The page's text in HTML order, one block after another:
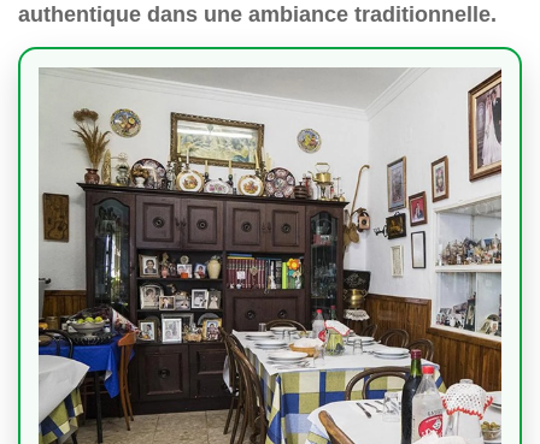
authentique dans une ambiance traditionnelle.